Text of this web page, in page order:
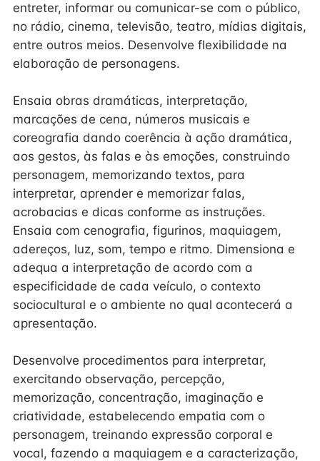
entreter, informar ou comunicar-se com o público,
no rádio, cinema, televisão, teatro, mídias digitais,
entre outros meios. Desenvolve flexibilidade na
elaboração de personagens.
Ensaia obras dramáticas, interpretação,
marcações de cena, números musicais e
coreografia dando coerência à ação dramática,
aos gestos, às falas e às emoções, construindo
personagem, memorizando textos, para
interpretar, aprender e memorizar falas,
acrobacias e dicas conforme as instruções.
Ensaia com cenografia, figurinos, maquiagem,
adereços, luz, som, tempo e ritmo. Dimensiona e
adequa a interpretação de acordo com a
especificidade de cada veículo, o contexto
sociocultural e o ambiente no qual acontecerá a
apresentação.
Desenvolve procedimentos para interpretar,
exercitando observação, percepção,
memorização, concentração, imaginação e
criatividade, estabelecendo empatia com o
personagem, treinando expressão corporal e
vocal, fazendo a maquiagem e a caracterização,